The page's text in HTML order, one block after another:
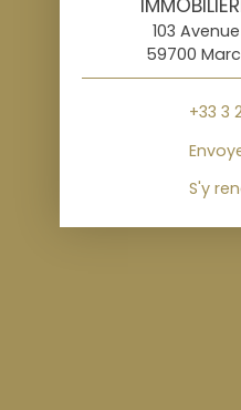
103
59700
+33 3
S'y